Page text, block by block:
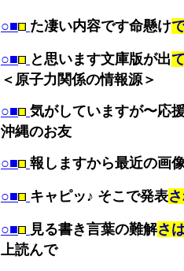
○■ た凄い内容です命懸け
○■ と思います文庫版が出
＜原子力関係の情報源＞
○■ 気がしていますが〜応
沖縄のお友
○■ 報しますから最近の画
○■ キャピッ♪ そこで発表
○■ 見る書き言葉の難解さ
上読んで